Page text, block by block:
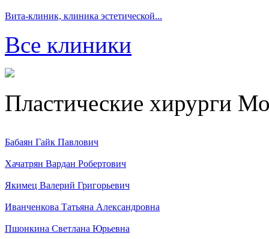
Вита-клиник, клиника эстетической...
Все клиники
Пластические хирурги
Бабаян Гайк Павлович
Хачатрян Вардан Робертович
Якимец Валерий Григорьевич
Иванченкова Татьяна Александровна
Пшонкина Светлана Юрьевна